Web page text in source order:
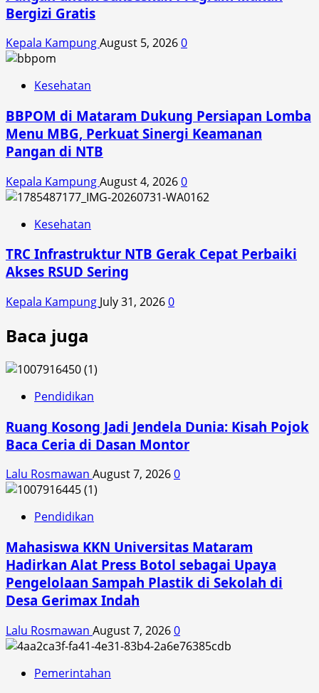
Bergizi Gratis
Kepala KampungAugust 5, 20260
Kesehatan
BBPOM di Mataram Dukung Persiapan Lomba
Menu MBG, Perkuat Sinergi Keamanan
Pangan di NTB
Kepala KampungAugust 4, 20260
Kesehatan
TRC Infrastruktur NTB Gerak Cepat Perbaiki
Akses RSUD Sering
Kepala Kampung July 31, 20260
Baca juga
Pendidikan
Ruang Kosong Jadi Jendela Dunia: Kisah Pojok
Baca Ceria di Dasan Montor
Lalu Rosmawan August 7, 20260
Pendidikan
Mahasiswa KKN Universitas Mataram
Hadirkan Alat Press Botol sebagai Upaya
Pengelolaan Sampah Plastik di Sekolah di
Desa Gerimax Indah
Lalu Rosmawan August 7, 20260
Pemerintahan